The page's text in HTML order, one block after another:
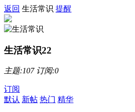
返回 生活常识 提醒
生活常识22
主题:107 订阅:0
订阅
默认 新帖 热门 精华